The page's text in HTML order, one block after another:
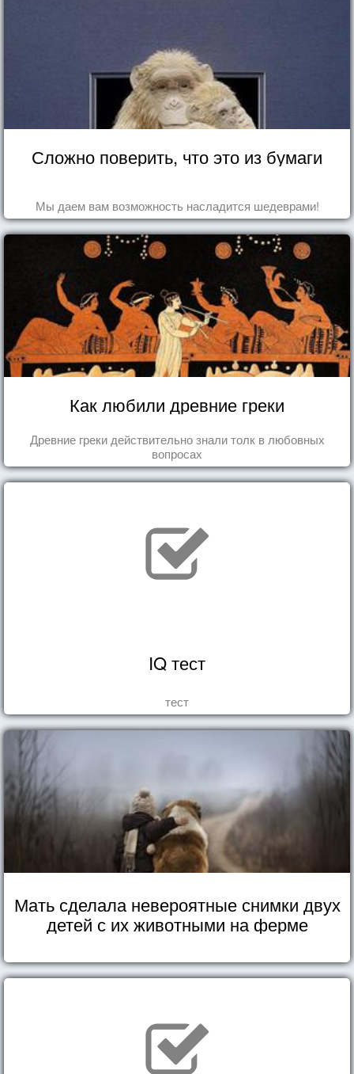
Сложно поверить, что это из бумаги
Мы даем вам возможность насладится шедеврами!
Как любили древние греки
Древние греки действительно знали толк в любовных
вопросах
IQ тест
тест
Мать сделала невероятные снимки двух
детей с их животными на ферме